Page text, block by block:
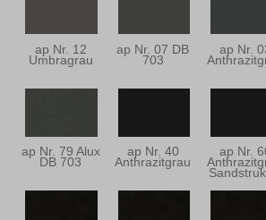
ap Nr. 12
Umbragrau
ap Nr. 07 DB
703
ap Nr.
ap Nr. 79 Alux
DB 703
ap Nr. 40
Anthrazitgrau
ap Nr.